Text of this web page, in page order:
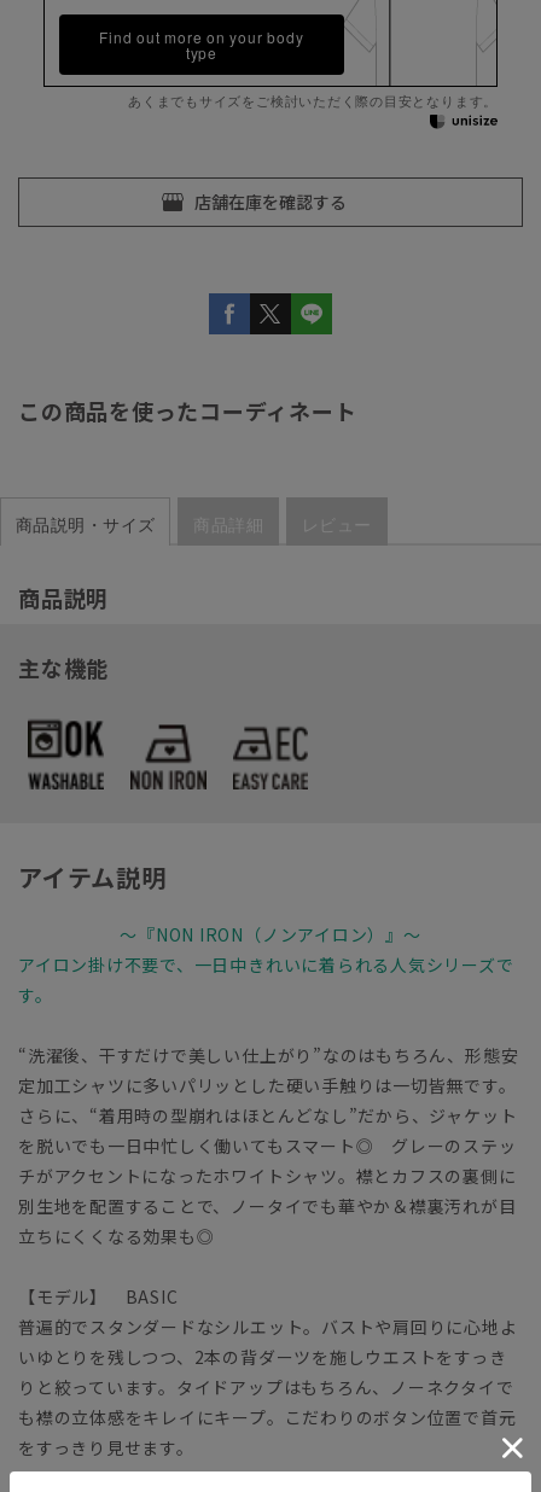
Find out more on your body
type
あくまでもサイズをご検討いただく際の目安となります。
この商品を使ったコーディネート
商品説明・サイズ 商品詳細 レビュー
商品説明
主な機能
アイテム説明
～『NON IRON（ノンアイロン）』～
アイロン掛け不要で、一日中きれいに着られる人気シリーズで
す。
“洗濯後、干すだけで美しい仕上がり”なのはもちろん、形態安
定加工シャツに多いパリッとした硬い手触りは一切皆無です。
さらに、“着用時の型崩れはほとんどなし”だから、ジャケット
を脱いでも一日中忙しく働いてもスマート◎ グレーのステッ
チがアクセントになったホワイトシャツ。襟とカフスの裏側に
別生地を配置することで、ノータイでも華やか＆襟裏汚れが目
立ちにくくなる効果も◎
【モデル】 BASIC
普遍的でスタンダードなシルエット。バストや肩回りに心地よ
いゆとりを残しつつ、2本の背ダーツを施しウエストをすっき
りと絞っています。タイドアップはもちろん、ノーネクタイで
も襟の立体感をキレイにキープ。こだわりのボタン位置で首元
をすっきり見せます。